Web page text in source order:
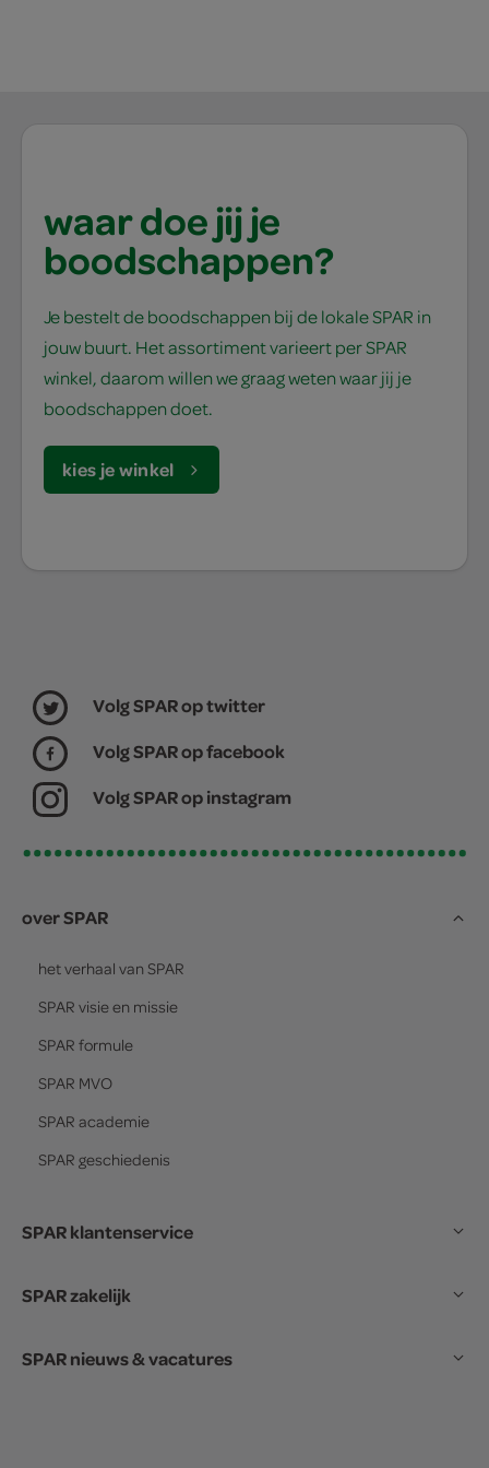
waar doe jij je
boodschappen?
Je bestelt de boodschappen bij de lokale SPAR in
jouw buurt. Het assortiment varieert per SPAR
winkel, daarom willen we graag weten waar jij je
boodschappen doet.
kies je winkel
Volg SPAR op twitter
Volg SPAR op facebook
Volg SPAR op instagram
over SPAR
het verhaal van SPAR
SPAR visie en missie
SPAR formule
SPAR MVO
SPAR academie
SPAR geschiedenis
SPAR klantenservice
SPAR zakelijk
SPAR nieuws & vacatures